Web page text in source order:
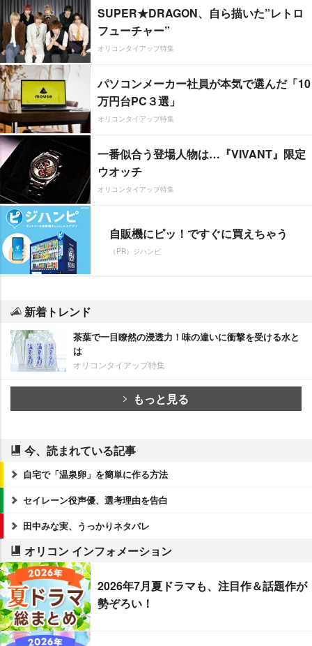
SUPER★DRAGON、自ら描いた”レトロ
フューチャー”
オリコンタイアップ特集
パソコンメーカー社員が本気で選んだ「10
万円台PC３選」
オリコンタイアップ特集
一番似合う登場人物は…『VIVANT』限定
ウオッチ
オリコンタイアップ特集
自販機にピッ！ですぐに買えちゃう
（PR）ジハンピ
新着トレンド
茶葉で一目瞭然の浸透力！味の違いに衝撃を受ける水と
は
オリコンタイアップ特集
もっと見る
今、読まれている記事
自宅で「温泉卵」を簡単に作る方法
セイレーン役声優、選考理由を告白
田中みな実、うっかりネタバレ
オリコン インフォメーション
2026年7月夏ドラマも、注目作＆話題作が
勢ぞろい！